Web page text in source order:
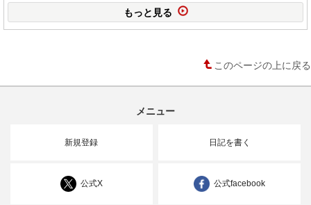
もっと見る
このページの上に戻る
メニュー
新規登録 日記を書く
公式X 公式facebook